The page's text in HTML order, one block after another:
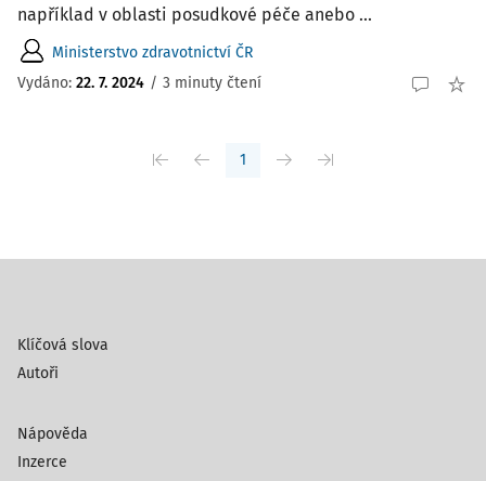
například v oblasti posudkové péče anebo ...
Ministerstvo zdravotnictví ČR
Vydáno: 22. 7. 2024 / 3 minuty čtení
1
Klíčová slova
Autoři
Nápověda
Inzerce